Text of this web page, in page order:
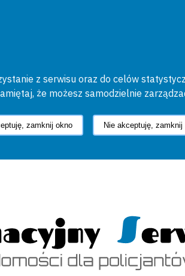
z serwisu oraz do celów
że możesz samodzielnie
zamknij okno Nie akceptuję, zamknij